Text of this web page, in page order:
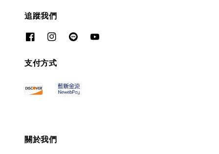
追蹤我們
支付方式
關於我們